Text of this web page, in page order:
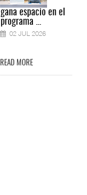
gana espacio en el
programa ...
02 JUL 2026
READ MORE